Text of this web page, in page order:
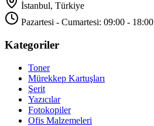
İstanbul, Türkiye
Pazartesi - Cumartesi: 09:00 - 18:00
Kategoriler
Toner
Mürekkep Kartuşları
Şerit
Yazıcılar
Fotokopiler
Ofis Malzemeleri